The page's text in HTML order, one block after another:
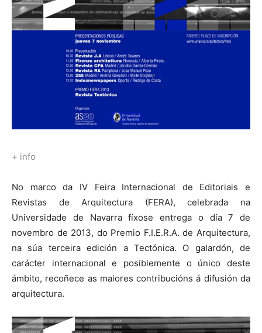
+ info
No marco da IV Feira Internacional de Editoriais e
Revistas de Arquitectura (FERA), celebrada na
Universidade de Navarra fíxose entrega o día 7 de
novembro de 2013, do Premio F.I.E.R.A. de Arquitectura,
na súa terceira edición a Tectónica. O galardón, de
carácter internacional e posiblemente o único deste
ámbito, recoñece as maiores contribucións á difusión da
arquitectura.